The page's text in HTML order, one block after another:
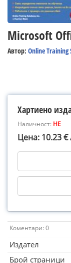
Microsoft
Автор: Online
Хартиено
Наличност: НЕ
Цена: 10.23 €
Коментари: 0
Издател
Брой страници